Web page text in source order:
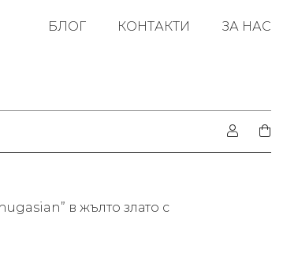
БЛОГ КОНТАКТИ ЗА НАС
в жълто злато с